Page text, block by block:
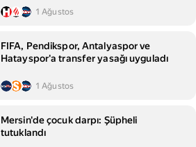
1 Ağustos
FIFA, Pendikspor, Antalyaspor ve
Hatayspor'a transfer yasağı uyguladı
1 Ağustos
Mersin'de çocuk darpı: Şüpheli
tutuklandı